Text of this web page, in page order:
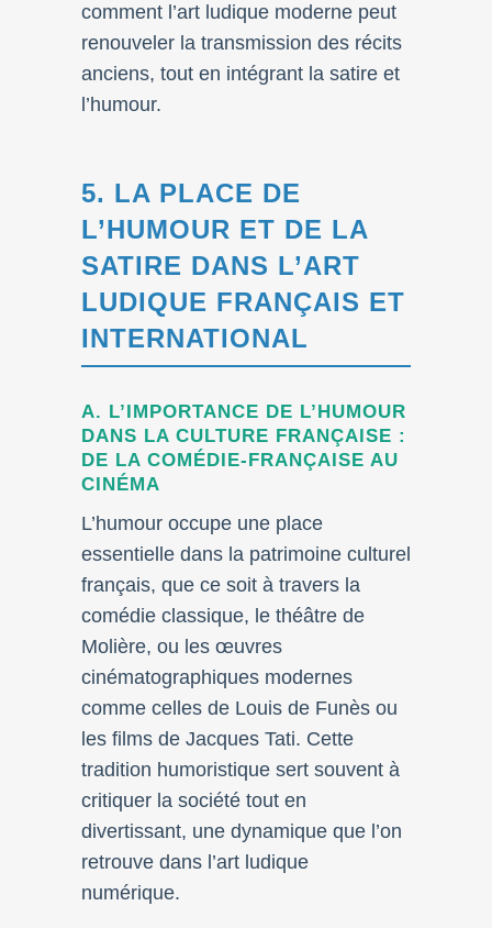
comment l’art ludique moderne peut
renouveler la transmission des récits
anciens, tout en intégrant la satire et
l’humour.
5. LA PLACE DE
L’HUMOUR ET DE LA
SATIRE DANS L’ART
LUDIQUE FRANÇAIS ET
INTERNATIONAL
A. L’IMPORTANCE DE L’HUMOUR
DANS LA CULTURE FRANÇAISE :
DE LA COMÉDIE-FRANÇAISE AU
CINÉMA
L’humour occupe une place
essentielle dans la patrimoine culturel
français, que ce soit à travers la
comédie classique, le théâtre de
Molière, ou les œuvres
cinématographiques modernes
comme celles de Louis de Funès ou
les films de Jacques Tati. Cette
tradition humoristique sert souvent à
critiquer la société tout en
divertissant, une dynamique que l’on
retrouve dans l’art ludique
numérique.